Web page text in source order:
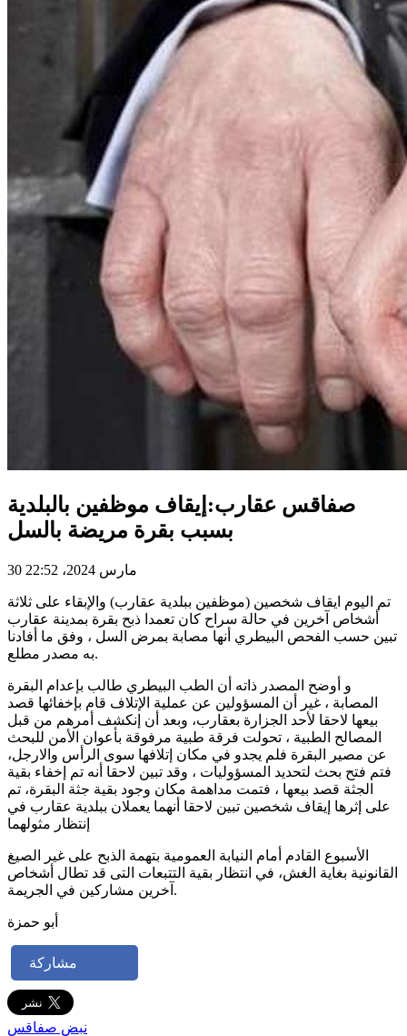
صفاقس عقارب:إيقاف موظفين بالبلدية
بسبب بقرة مريضة بالسل
30 مارس 2024، 22:52
تم اليوم ايقاف شخصين (موظفين ببلدية عقارب) والإبقاء على ثلاثة
أشخاص آخرين في حالة سراح كان تعمدا ذبح بقرة بمدينة عقارب
تبين حسب الفحص البيطري أنها مصابة بمرض السل ، وفق ما أفادنا
به مصدر مطلع.
و أوضح المصدر ذاته أن الطب البيطري طالب بإعدام البقرة
المصابة ، غير أن المسؤولين عن عملية الإتلاف قام بإخفائها قصد
بيعها لاحقا لأحد الجزارة بعقارب، وبعد أن إنكشف أمرهم من قبل
المصالح الطبية ، تحولت فرقة طبية مرفوقة بأعوان الأمن للبحث
عن مصير البقرة فلم يجدو في مكان إتلافها سوى الرأس والارجل،
فتم فتح بحث لتحديد المسؤوليات ، وقد تبين لاحقا أنه تم إخفاء بقية
الجثة قصد بيعها ، فتمت مداهمة مكان وجود بقية جثة البقرة، تم
على إثرها إيقاف شخصين تبين لاحقا أنهما يعملان ببلدية عقارب في
إنتظار مثولهما
الأسبوع القادم أمام النيابة العمومية بتهمة الذبح على غير الصيغ
القانونية بغاية الغش، في انتظار بقية التتبعات التى قد تطال أشخاص
آخرين مشاركين في الجريمة.
أبو حمزة
مشاركة
نبض صفاقس